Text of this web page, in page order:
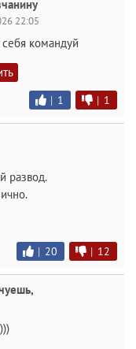
22:05
командуй
| 1 | 1
развод.
| 20 | 12